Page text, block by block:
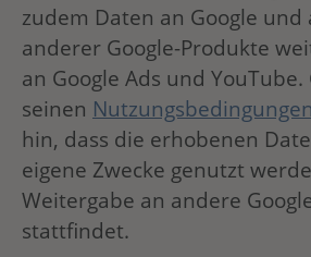
zudem Daten an Google und
anderer Google-Produkte
an Google Ads und
seinen Nutzungsbedingungen
hin, dass die erhobenen
eigene Zwecke genutzt
Weitergabe an andere
stattfindet.